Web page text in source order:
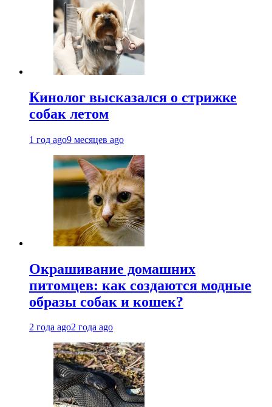
Кинолог высказался о стрижке
собак летом
1 год ago9 месяцев ago
Окрашивание домашних
питомцев: как создаются модные
образы собак и кошек?
2 года ago2 года ago